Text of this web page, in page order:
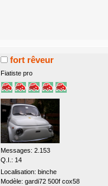
fort rêveur
Fiatiste pro
Messages: 2.153
Q.I.: 14
Localisation: binche
Modèle: gardi72 500f cox58